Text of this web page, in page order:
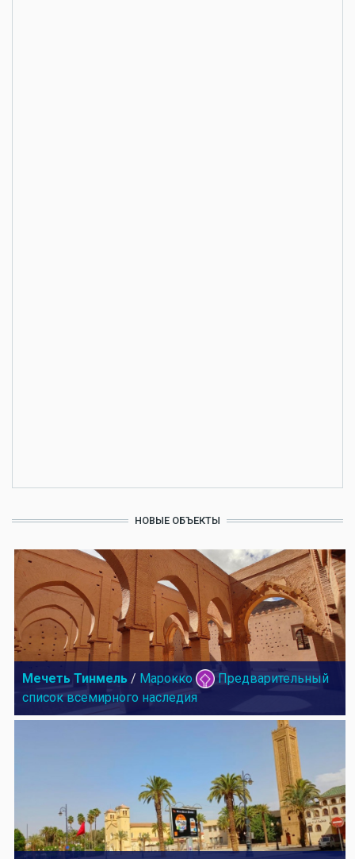
НОВЫЕ ОБЪЕКТЫ
Мечеть Тинмель / Марокко
Предварительный
список всемирного наследия